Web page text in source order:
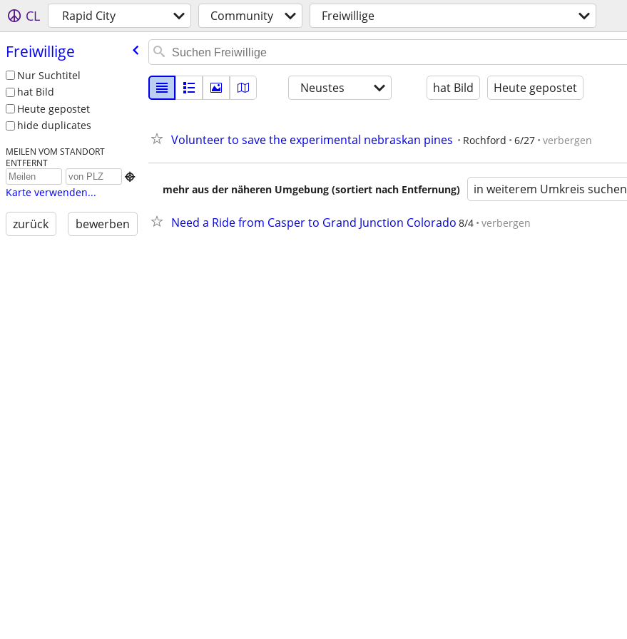
CL Rapid City Community Freiwillige
Freiwillige
Nur Suchtitel
hat Bild
Heute gepostet
hide duplicates
MEILEN VOM STANDORT
ENTFERNT

Karte verwenden...
zurück bewerben
Neustes hat Bild Heute gepostet
Volunteer to save the experimental nebraskan pines Rochford 6/27 verbergen
mehr aus der näheren Umgebung (sortiert nach Entfernung) in weiterem Umkreis suchen
Need a Ride from Casper to Grand Junction Colorado 8/4 verbergen